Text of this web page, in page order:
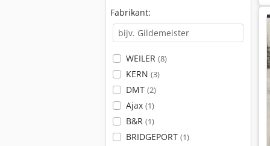
Fabrikant:
WEILER (8)
KERN (3)
DMT (2)
Ajax (1)
B&R (1)
BRIDGEPORT (1)